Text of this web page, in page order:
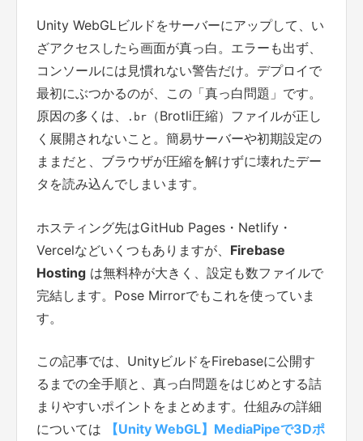
Unity WebGLビルドをサーバーにアップして、い
ざアクセスしたら画面が真っ白。エラーも出ず、
コンソールには見慣れない警告だけ。デプロイで
最初にぶつかるのが、この「真っ白問題」です。
原因の多くは、
.br
（Brotli圧縮）ファイルが正し
く展開されないこと。簡易サーバーや初期設定の
ままだと、ブラウザが圧縮を解けずに壊れたデー
タを読み込んでしまいます。
ホスティング先はGitHub Pages・Netlify・
Vercelなどいくつもありますが、 Firebase
Hosting は無料枠が大きく、設定も数ファイルで
完結します。Pose Mirrorでもこれを使っていま
す。
この記事では、UnityビルドをFirebaseに公開す
るまでの全手順と、真っ白問題をはじめとする詰
まりやすいポイントをまとめます。仕組みの詳細
については
【Unity WebGL】MediaPipeで3Dポ